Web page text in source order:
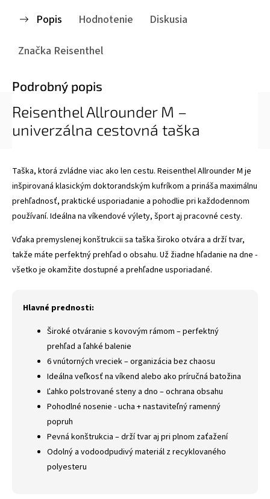
Popis Hodnotenie
Diskusia
Značka Reisenthel
Podrobný popis
Reisenthel Allrounder M –
univerzálna cestovná taška
Taška, ktorá zvládne viac ako len cestu. Reisenthel Allrounder M je
inšpirovaná klasickým doktorandským kufríkom a prináša maximálnu
prehľadnosť, praktické usporiadanie a pohodlie pri každodennom
používaní. Ideálna na víkendové výlety, šport aj pracovné cesty.
Vďaka premyslenej konštrukcii sa taška široko otvára a drží tvar,
takže máte perfektný prehľad o obsahu. Už žiadne hľadanie na dne -
všetko je okamžite dostupné a prehľadne usporiadané.
Hlavné prednosti:
Široké otváranie s kovovým rámom – perfektný
prehľad a ľahké balenie
6 vnútorných vreciek – organizácia bez chaosu
Ideálna veľkosť na víkend alebo ako príručná batožina
Ľahko polstrované steny a dno – ochrana obsahu
Pohodlné nosenie - ucha + nastaviteľný ramenný
popruh
Pevná konštrukcia – drží tvar aj pri plnom zaťažení
Odolný a vodoodpudivý materiál z recyklovaného
polyesteru